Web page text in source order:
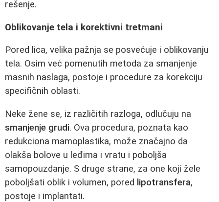
rešenje.
Oblikovanje tela i korektivni tretmani
Pored lica, velika pažnja se posvećuje i oblikovanju
tela. Osim već pomenutih metoda za smanjenje
masnih naslaga, postoje i procedure za korekciju
specifičnih oblasti.
Neke žene se, iz različitih razloga, odlučuju na
smanjenje grudi. Ova procedura, poznata kao
redukciona mamoplastika, može značajno da
olakša bolove u leđima i vratu i poboljša
samopouzdanje. S druge strane, za one koji žele
poboljšati oblik i volumen, pored lipotransfera,
postoje i implantati.